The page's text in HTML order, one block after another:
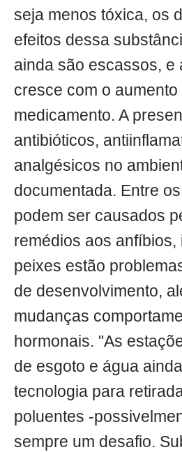
seja menos tóxica, os
efeitos dessa
ainda são escassos, e
cresce com o
medicamento. A
antibióticos,
analgésicos no
documentada. Entre
podem ser causados
remédios aos anfíbios,
peixes estão
de desenvolvimento,
mudanças
hormonais. "As
de esgoto e água
tecnologia para
poluentes -
sempre um desafio.